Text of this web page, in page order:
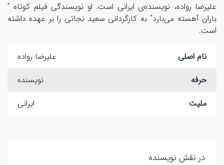
علیرضا رواده، نویسنده‌ی ایرانی است. او نویسندگی فیلم کوتاه ”
باران آهسته می‌بارد“ به کارگردانی سعید نجاتی را بر عهده داشته
است.
نام اصلی
علیرضا رواده
حرفه
نویسنده
ملیت
ایرانی
در نقش نویسنده